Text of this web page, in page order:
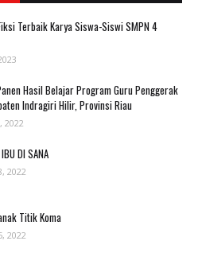
Terbaik Karya Siswa-Siswi SMPN 4
Hasil Belajar Program Guru Penggerak
Indragiri Hilir, Provinsi Riau
2022
DI SANA
2022
Titik Koma
2022